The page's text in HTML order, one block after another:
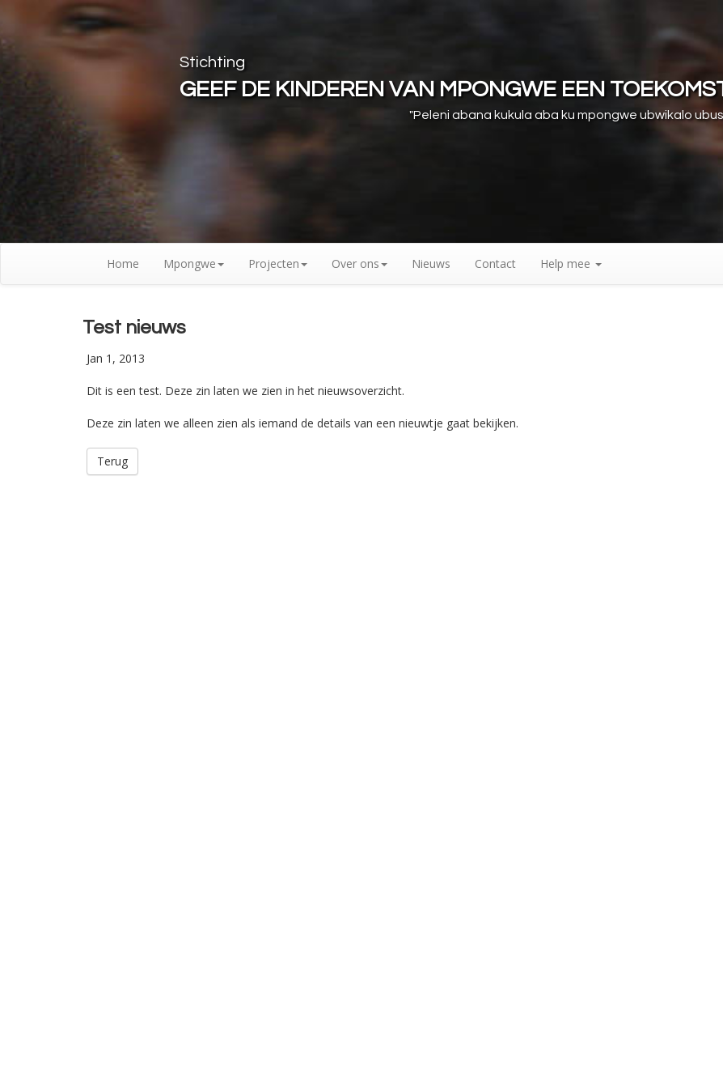
Stichting
GEEF DE KINDEREN VAN MPONGWE EEN
"Peleni abana kukula aba ku mpongwe ubwikalo
Home Mpongwe Projecten Over ons Nieuws Contact Help mee
Test nieuws
Jan 1, 2013
Dit is een test. Deze zin laten we zien in het nieuwsoverzicht.
Deze zin laten we alleen zien als iemand de details van een nieuwtje gaat bekijken.
Terug